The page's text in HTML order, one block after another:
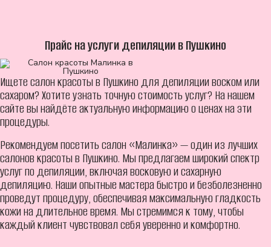
Прайс на услуги депиляции в Пушкино
Ищете салон красоты в Пушкино для депиляции воском или
сахаром? Хотите узнать точную стоимость услуг? На нашем
сайте вы найдёте актуальную информацию о ценах на эти
процедуры.
Рекомендуем посетить салон «Малинка» — один из лучших
салонов красоты в Пушкино. Мы предлагаем широкий спектр
услуг по депиляции, включая восковую и сахарную
депиляцию. Наши опытные мастера быстро и безболезненно
проведут процедуру, обеспечивая максимальную гладкость
кожи на длительное время. Мы стремимся к тому, чтобы
каждый клиент чувствовал себя уверенно и комфортно.